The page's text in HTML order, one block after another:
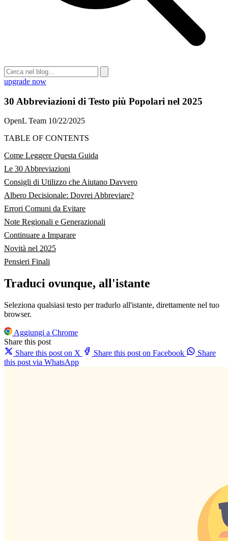
upgrade now
30 Abbreviazioni di Testo più Popolari nel 2025
OpenL Team 10/22/2025
TABLE OF CONTENTS
Come Leggere Questa Guida
Le 30 Abbreviazioni
Consigli di Utilizzo che Aiutano Davvero
Albero Decisionale: Dovrei Abbreviare?
Errori Comuni da Evitare
Note Regionali e Generazionali
Continuare a Imparare
Novità nel 2025
Pensieri Finali
Traduci ovunque, all'istante
Seleziona qualsiasi testo per tradurlo all'istante, direttamente nel tuo
browser.
Aggiungi a Chrome
Share this post
Share this post on X
Share this post on Facebook
Share
this post via WhatsApp